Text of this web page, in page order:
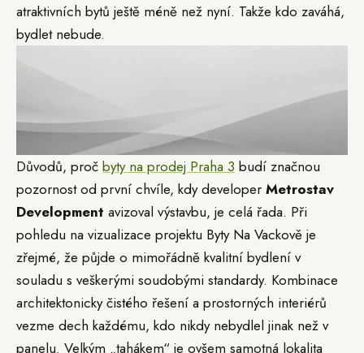
atraktivních bytů ještě méně než nyní. Takže kdo zaváhá,
bydlet nebude.
Důvodů, proč byty na prodej Praha 3 budí značnou
pozornost od první chvíle, kdy developer Metrostav
Development avizoval výstavbu, je celá řada. Při
pohledu na vizualizace projektu Byty Na Vackově je
zřejmé, že půjde o mimořádně kvalitní bydlení v
souladu s veškerými soudobými standardy. Kombinace
architektonicky čistého řešení a prostorných interiérů
vezme dech každému, kdo nikdy nebydlel jinak než v
panelu. Velkým „tahákem“ je ovšem samotná lokalita